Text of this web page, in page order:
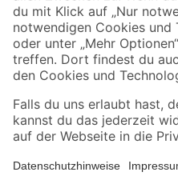
Jetzt die toom-App
Alle Preisangaben in EUR inkl. gesetzl.
Umständen nicht in allen Märkten verfügbar.
Produkte nur solange der Vorrat reicht.
*Paketversand ab 59 € versandkostenfrei,